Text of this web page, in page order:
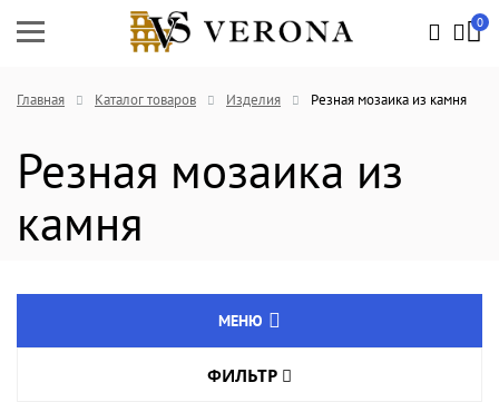
0
Главная Каталог товаров Изделия Резная мозаика из камня
Резная мозаика из
камня
МЕНЮ
ФИЛЬТР